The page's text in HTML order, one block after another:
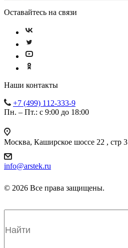
Оставайтесь на связи
Наши контакты
+7 (499) 112-333-9
Пн. – Пт.: с 9:00 до 18:00
Москва, Каширское шоссе 22 , стр 3
info@arstek.ru
© 2026 Все права защищены.